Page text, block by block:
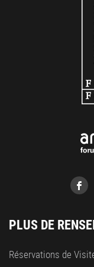
PLUS DE
Réservations de